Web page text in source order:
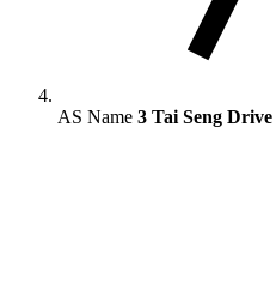
AS Name 3 Tai Seng Drive